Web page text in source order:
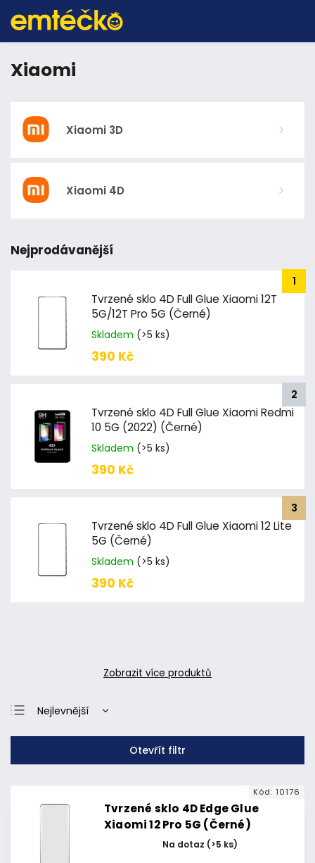
Xiaomi
Xiaomi 3D
Xiaomi 4D
Nejprodávanější
Tvrzené sklo 4D Full Glue Xiaomi 12T
5G/12T Pro 5G (Černé)
Skladem (>5 ks)
390 Kč
Tvrzené sklo 4D Full Glue Xiaomi Redmi
10 5G (2022) (Černé)
Skladem (>5 ks)
390 Kč
Tvrzené sklo 4D Full Glue Xiaomi 12 Lite
5G (Černé)
Skladem (>5 ks)
390 Kč
Zobrazit více produktů
Nejlevnější
Nejdražší
Otevřít filtr
Tvrzené sklo 4D Edge Glue
Xiaomi 12 Pro 5G (Černé)
Na dotaz (>5 ks)
Kód: 10176